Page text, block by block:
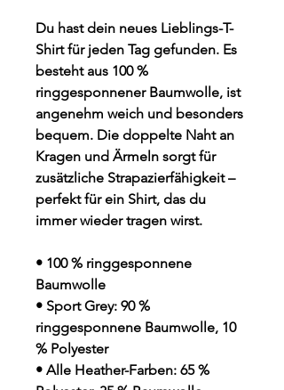
Du hast dein neues Lieblings-T-
Shirt für jeden Tag gefunden. Es
besteht aus 100 %
ringgesponnener Baumwolle, ist
angenehm weich und besonders
bequem. Die doppelte Naht an
Kragen und Ärmeln sorgt für
zusätzliche Strapazierfähigkeit –
perfekt für ein Shirt, das du
immer wieder tragen wirst.
• 100 % ringgesponnene
Baumwolle
• Sport Grey: 90 %
ringgesponnene Baumwolle, 10
% Polyester
• Alle Heather-Farben: 65 %